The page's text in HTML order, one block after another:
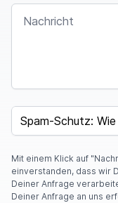
NACHRICHT
SPAM CAPTCHA
Mit einem Klick auf
einverstanden, dass wir
Deiner Anfrage
Deiner Anfrage an uns